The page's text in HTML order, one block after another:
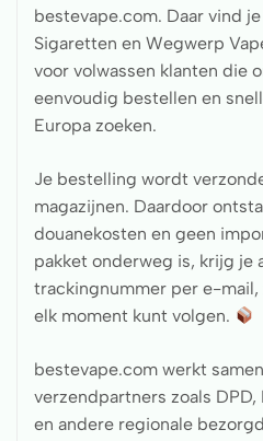
bestevape.com. Daar vind
Sigaretten en Wegwerp
voor volwassen klanten die
eenvoudig bestellen en
Europa zoeken.
Je bestelling wordt
magazijnen. Daardoor
douanekosten en geen
pakket onderweg is, krijg je
trackingnummer per e-
elk moment kunt volgen.
bestevape.com werkt
verzendpartners zoals DPD,
en andere regionale